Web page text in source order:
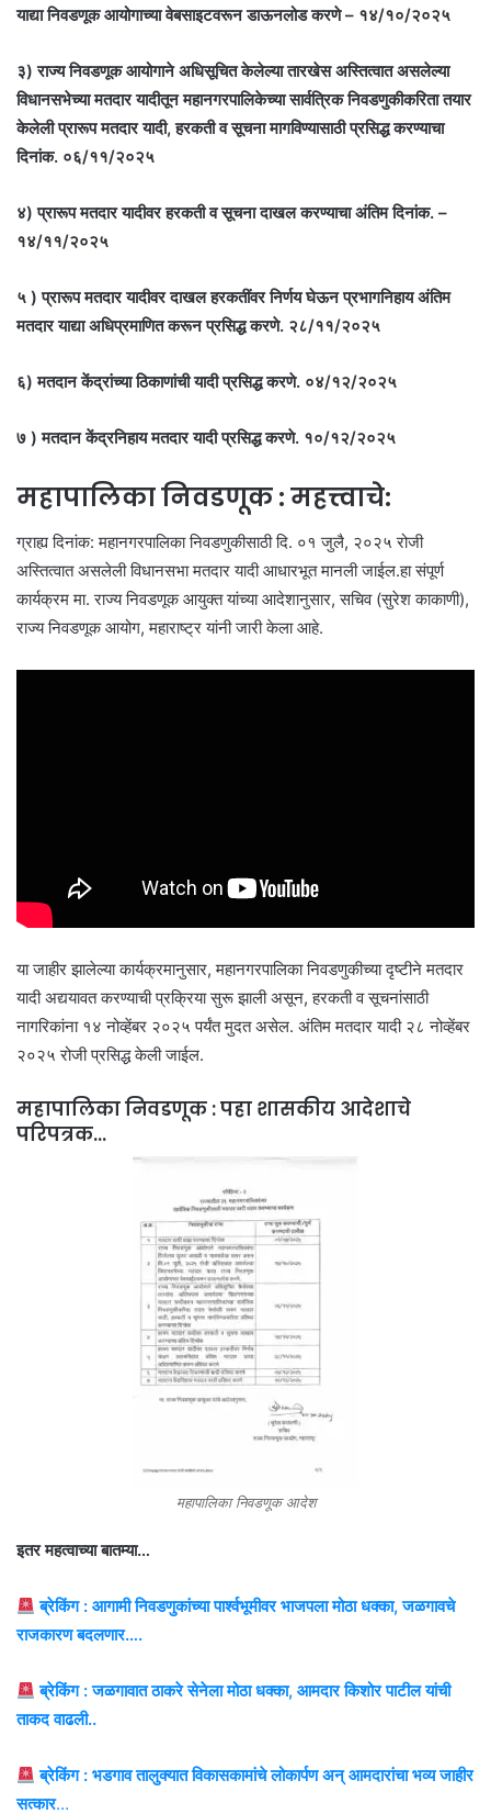
याद्या निवडणूक आयोगाच्या वेबसाइटवरून डाऊनलोड करणे – १४/१०/२०२५
३) राज्य निवडणूक आयोगाने अधिसूचित केलेल्या तारखेस अस्तित्वात असलेल्या
विधानसभेच्या मतदार यादीतून महानगरपालिकेच्या सार्वत्रिक निवडणुकीकरिता तयार
केलेली प्रारूप मतदार यादी, हरकती व सूचना मागविण्यासाठी प्रसिद्ध करण्याचा
दिनांक. ०६/११/२०२५
४) प्रारूप मतदार यादीवर हरकती व सूचना दाखल करण्याचा अंतिम दिनांक. –
१४/११/२०२५
५ ) प्रारूप मतदार यादीवर दाखल हरकतींवर निर्णय घेऊन प्रभागनिहाय अंतिम
मतदार याद्या अधिप्रमाणित करून प्रसिद्ध करणे. २८/११/२०२५
६) मतदान केंद्रांच्या ठिकाणांची यादी प्रसिद्ध करणे. ०४/१२/२०२५
७ ) मतदान केंद्रनिहाय मतदार यादी प्रसिद्ध करणे. १०/१२/२०२५
महापालिका निवडणूक : महत्त्वाचे:
ग्राह्य दिनांक: महानगरपालिका निवडणुकीसाठी दि. ०१ जुलै, २०२५ रोजी
अस्तित्वात असलेली विधानसभा मतदार यादी आधारभूत मानली जाईल.हा संपूर्ण
कार्यक्रम मा. राज्य निवडणूक आयुक्त यांच्या आदेशानुसार, सचिव (सुरेश काकाणी),
राज्य निवडणूक आयोग, महाराष्ट्र यांनी जारी केला आहे.
या जाहीर झालेल्या कार्यक्रमानुसार, महानगरपालिका निवडणुकीच्या दृष्टीने मतदार
यादी अद्ययावत करण्याची प्रक्रिया सुरू झाली असून, हरकती व सूचनांसाठी
नागरिकांना १४ नोव्हेंबर २०२५ पर्यंत मुदत असेल. अंतिम मतदार यादी २८ नोव्हेंबर
२०२५ रोजी प्रसिद्ध केली जाईल.
महापालिका निवडणूक : पहा शासकीय आदेशाचे
परिपत्रक…
महापालिका निवडणूक आदेश
इतर महत्वाच्या बातम्या…
ब्रेकिंग : आगामी निवडणुकांच्या पार्श्वभूमीवर भाजपला मोठा धक्का, जळगावचे
राजकारण बदलणार….
ब्रेकिंग : जळगावात ठाकरे सेनेला मोठा धक्का, आमदार किशोर पाटील यांची
ताकद वाढली..
ब्रेकिंग : भडगाव तालुक्यात विकासकामांचे लोकार्पण अन् आमदारांचा भव्य जाहीर
सत्कार…